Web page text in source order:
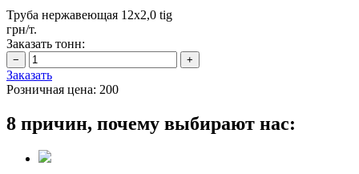
Труба нержавеющая 12х2,0 tig
грн/т.
Заказать тонн:
Заказать
Розничная цена: 200
8 причин, почему выбирают нас: